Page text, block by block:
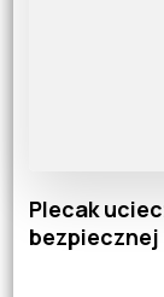
Plecak